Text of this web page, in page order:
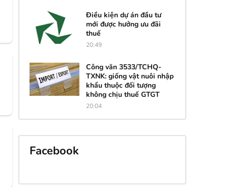
00
00
Điều kiện dự án đầu tư
mới được hưởng ưu đãi
thuế
20:49
Công văn 3533/TCHQ-
TXNK: giống vật nuôi nhập
khẩu thuộc đối tượng
không chịu thuế GTGT
20:04
Facebook